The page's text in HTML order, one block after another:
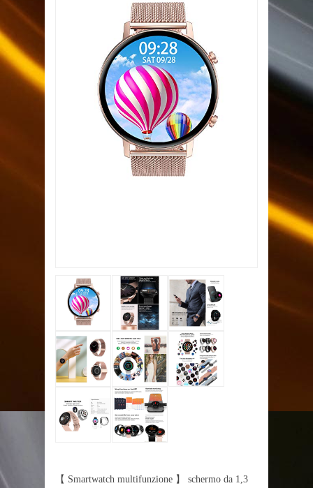
【 Smartwatch multifunzione 】 schermo da 1,3